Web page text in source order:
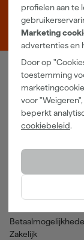
profielen aan te
Marketing
advertenties en
Door op
toestemming
voor
beperkt
cookiebeleid.
5048 AN
Verfwebwinkel
Gereedschappen
Grondverf en primer
Spuitbussen
Hulp & contact
Klantenservice
Zakelijk